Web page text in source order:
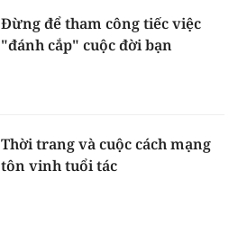
Đừng để tham công tiếc việc
"đánh cắp" cuộc đời bạn
Thời trang và cuộc cách mạng
tôn vinh tuổi tác